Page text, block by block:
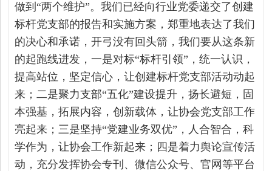
做到“两个维护”。我们已经向行业党委递交了创建
标杆党支部的报告和实施方案，郑重地表达了我们
的决心和承诺，开弓没有回头箭，我们要从这条新
的起跑线进发，一是对标“标杆引领”，统一认识，
提高站位，坚定信心，让创建标杆党支部活动动起
来；二是聚力支部“五化”建设提升，扬长避短，固
本强基，拓展内容，创新载体，让协会党支部工作
亮起来；三是坚持“党建业务双优”，人合智合，科
学作为，让协会工作新起来；四是着力舆论宣传活
动，充分发挥协会专刊、微信公众号、官网等平台